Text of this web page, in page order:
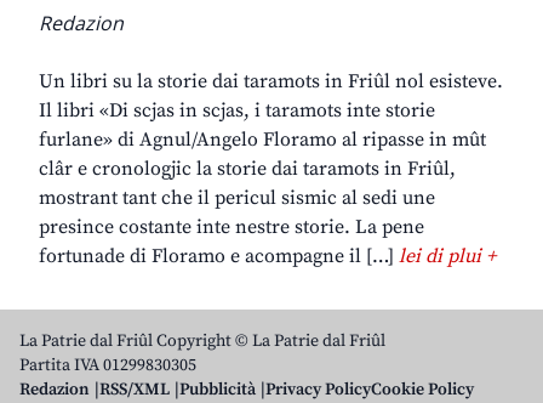
Redazion
Un libri su la storie dai taramots in Friûl nol esisteve.
Il libri «Di scjas in scjas, i taramots inte storie
furlane» di Agnul/Angelo Floramo al ripasse in mût
clâr e cronologjic la storie dai taramots in Friûl,
mostrant tant che il pericul sismic al sedi une
presince costante inte nestre storie. La pene
fortunade di Floramo e acompagne il […] lei di plui +
La Patrie dal Friûl Copyright © La Patrie dal Friûl
Partita IVA 01299830305
Redazion RSS/XML Pubblicità Privacy PolicyCookie Policy